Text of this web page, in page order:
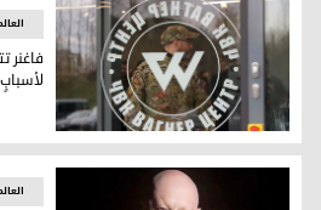
شعار فاغنر يظهر على بابٍ زجاجي
فاغنر